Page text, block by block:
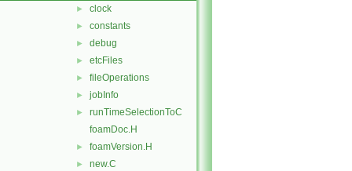
► clock
► constants
► debug
► etcFiles
► fileOperations
► jobInfo
►
runTimeSelectionToC
foamDoc.H
► foamVersion.H
► new.C